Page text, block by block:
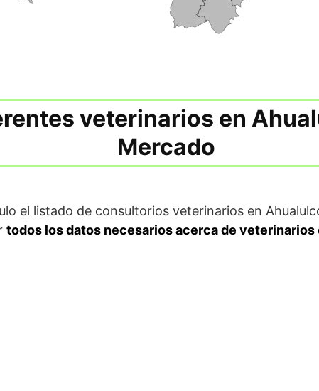
veterinarios en
Mercado
el listado de consultorios veterinarios en
todos los datos necesarios acerca de veterinarios